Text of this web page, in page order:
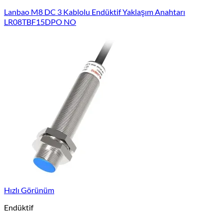
Lanbao M8 DC 3 Kablolu Endüktif Yaklaşım Anahtarı
LR08TBF15DPO NO
Hızlı Görünüm
Endüktif